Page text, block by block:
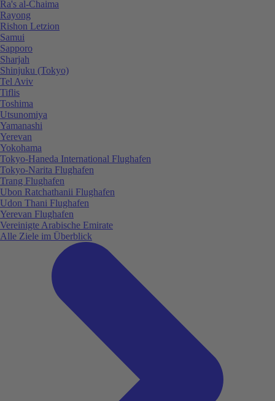
Ra's al-Chaima
Rayong
Rishon Letzion
Samui
Sapporo
Sharjah
Shinjuku (Tokyo)
Tel Aviv
Tiflis
Toshima
Utsunomiya
Yamanashi
Yerevan
Yokohama
Tokyo-Haneda International Flughafen
Tokyo-Narita Flughafen
Trang Flughafen
Ubon Ratchathanii Flughafen
Udon Thani Flughafen
Yerevan Flughafen
Vereinigte Arabische Emirate
Alle Ziele im Überblick